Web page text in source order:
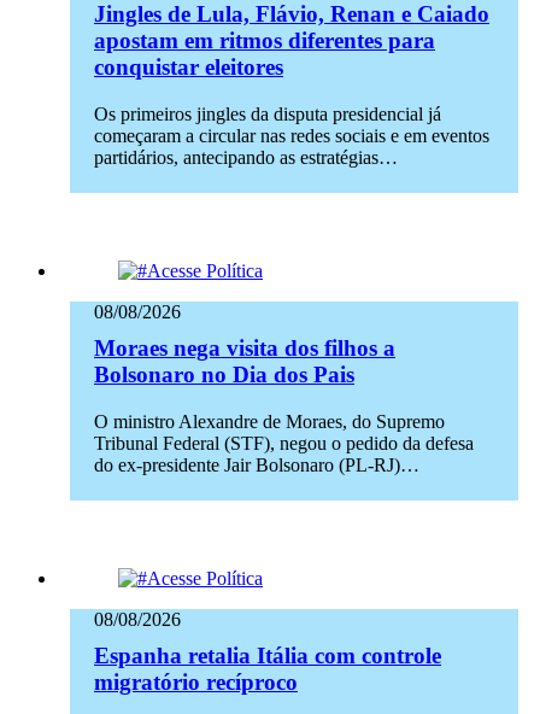
Jingles de Lula, Flávio, Renan e Caiado
apostam em ritmos diferentes para
conquistar eleitores
Os primeiros jingles da disputa presidencial já
começaram a circular nas redes sociais e em eventos
partidários, antecipando as estratégias…
08/08/2026
Moraes nega visita dos filhos a
Bolsonaro no Dia dos Pais
O ministro Alexandre de Moraes, do Supremo
Tribunal Federal (STF), negou o pedido da defesa
do ex-presidente Jair Bolsonaro (PL-RJ)…
08/08/2026
Espanha retalia Itália com controle
migratório recíproco